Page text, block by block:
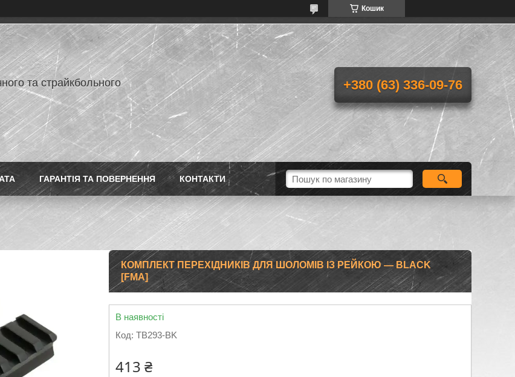
Кошик
та страйкбольного
+380 (63) 336-09-76
ГАРАНТІЯ ТА ПОВЕРНЕННЯ КОНТАКТИ
КОМПЛЕКТ ПЕРЕХІДНИКІВ ДЛЯ ШОЛОМІВ ІЗ РЕЙКОЮ — BLACK
[FMA]
В наявності
Код: TB293-BK
413 ₴